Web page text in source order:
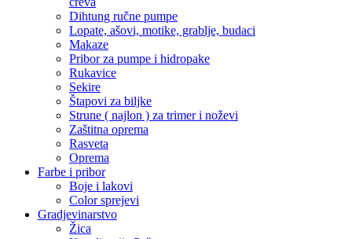
Dihtung ručne pumpe
Lopate, ašovi, motike, grablje, budaci
Makaze
Pribor za pumpe i hidropake
Rukavice
Sekire
Štapovi za biljke
Strune ( najlon ) za trimer i noževi
Zaštitna oprema
Rasveta
Oprema
Farbe i pribor
Boje i lakovi
Color sprejevi
Gradjevinarstvo
Žica